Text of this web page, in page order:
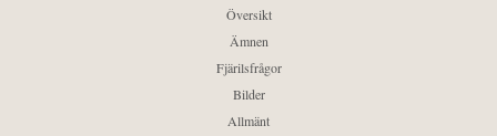
Översikt
Ämnen
Fjärilsfrågor
Bilder
Allmänt